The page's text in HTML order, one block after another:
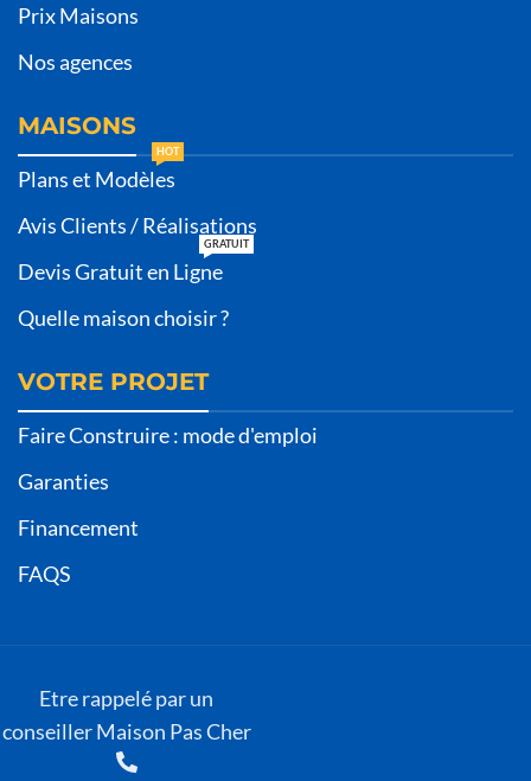
Prix Maisons
Nos agences
MAISONS
Plans et Modèles
HOT
Avis Clients / Réalisations
Devis Gratuit en Ligne
GRATUIT
Quelle maison choisir ?
VOTRE PROJET
Faire Construire : mode d'emploi
Garanties
Financement
FAQS
Etre rappelé par un
conseiller Maison Pas Cher